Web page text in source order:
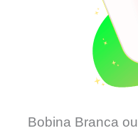
Bobina Branca